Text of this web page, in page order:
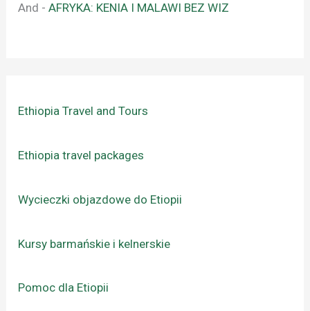
And -AFRYKA: KENIA I MALAWI BEZ WIZ
Ethiopia Travel and Tours
Ethiopia travel packages
Wycieczki objazdowe do Etiopii
Kursy barmańskie i kelnerskie
Pomoc dla Etiopii